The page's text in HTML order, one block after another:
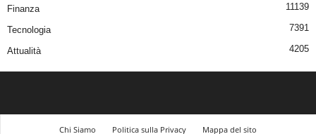
Finanza 11139
Tecnologia 7391
Attualità 4205
Chi Siamo Politica sulla Privacy Mappa del sito